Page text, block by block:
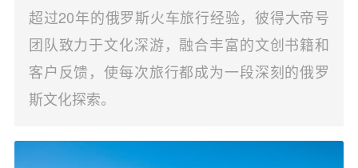
超过20年的俄罗斯火车旅行经验，彼得大帝号
团队致力于文化深游，融合丰富的文创书籍和
客户反馈，使每次旅行都成为一段深刻的俄罗
斯文化探索。